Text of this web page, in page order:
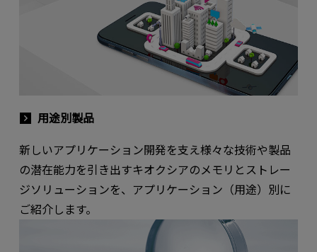
用途別製品
新しいアプリケーション開発を支え様々な技術や製品
の潜在能力を引き出すキオクシアのメモリとストレー
ジソリューションを、アプリケーション（用途）別に
ご紹介します。